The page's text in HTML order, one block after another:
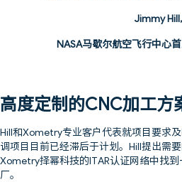
Jimmy Hill,
NASA马歇尔航空飞行中心
高度定制的CNC加工方
Hill和Xometry专业客户代表就项目要求
调项目目前已经滞后于计划。Hill提出需
Xometry择幂科技的ITAR认证网络中找
厂。